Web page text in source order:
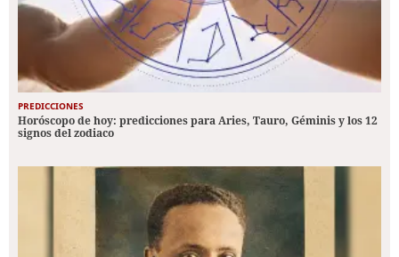
PREDICCIONES
Horóscopo de hoy: predicciones para Aries, Tauro, Géminis y los 12
signos del zodiaco